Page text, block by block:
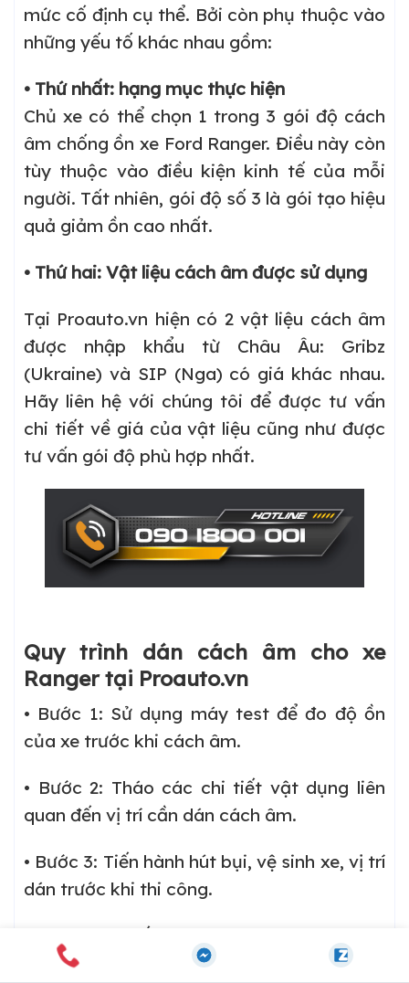
mức cố định cụ thể. Bởi còn phụ thuộc vào
những yếu tố khác nhau gồm:
• Thứ nhất: hạng mục thực hiện
Chủ xe có thể chọn 1 trong 3 gói độ cách
âm chống ồn xe Ford Ranger. Điều này còn
tùy thuộc vào điều kiện kinh tế của mỗi
người. Tất nhiên, gói độ số 3 là gói tạo hiệu
quả giảm ồn cao nhất.
• Thứ hai: Vật liệu cách âm được sử dụng
Tại Proauto.vn hiện có 2 vật liệu cách âm
được nhập khẩu từ Châu Âu: Gribz
(Ukraine) và SIP (Nga) có giá khác nhau.
Hãy liên hệ với chúng tôi để được tư vấn
chi tiết về giá của vật liệu cũng như được
tư vấn gói độ phù hợp nhất.
Quy trình dán cách âm cho xe
Ranger tại Proauto.vn
• Bước 1: Sử dụng máy test để đo độ ồn
của xe trước khi cách âm.
• Bước 2: Tháo các chi tiết vật dụng liên
quan đến vị trí cần dán cách âm.
• Bước 3: Tiến hành hút bụi, vệ sinh xe, vị trí
dán trước khi thi công.
• Bước 4: Tiến hành cách âm xe Ford
Ranger theo gói độ.